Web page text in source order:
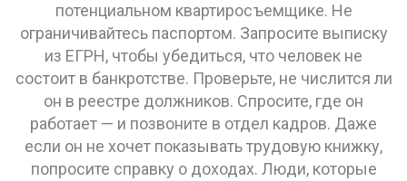
потенциальном квартиросъемщике. Не
ограничивайтесь паспортом. Запросите выписку
из ЕГРН, чтобы убедиться, что человек не
состоит в банкротстве. Проверьте, не числится ли
он в реестре должников. Спросите, где он
работает — и позвоните в отдел кадров. Даже
если он не хочет показывать трудовую книжку,
попросите справку о доходах. Люди, которые